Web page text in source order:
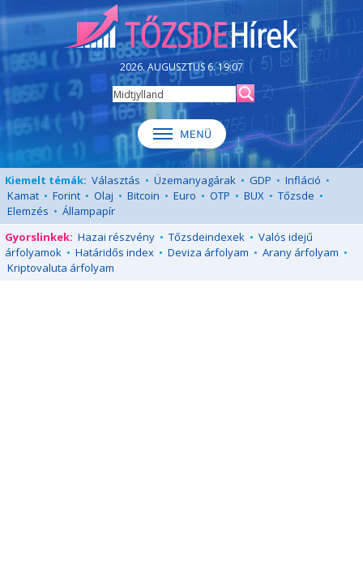
2026. AUGUSZTUS 6. 19:07
Kiemelt témák: Választás • Üzemanyagárak • GDP • Infláció •
Kamat • Forint • Olaj • Bitcoin • Euro • OTP • BUX • Tőzsde •
Elemzés • Állampapír
Gyorslinkek: Hazai részvény • Tőzsdeindexek • Valós idejű
árfolyamok • Határidős index • Deviza árfolyam • Arany árfolyam •
Kriptovaluta árfolyam